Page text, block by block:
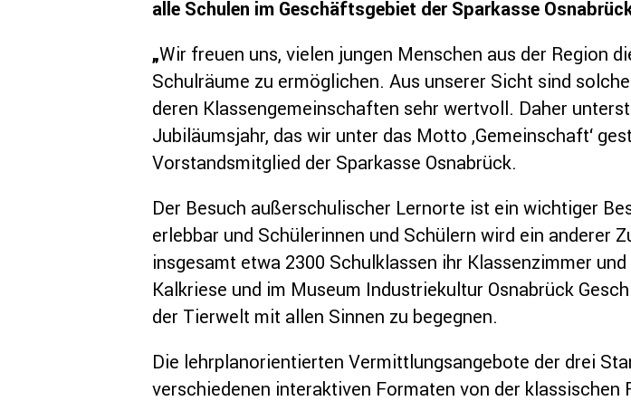
alle Schulen im Geschäftsgebiet der Sparkasse
„Wir freuen uns, vielen jungen Menschen aus der Region
Schulräume zu ermöglichen. Aus unserer Sicht sind
deren Klassengemeinschaften sehr wertvoll. Daher
Jubiläumsjahr, das wir unter das Motto ,Gemeinschaft‘
Vorstandsmitglied der Sparkasse Osnabrück.
Der Besuch außerschulischer Lernorte ist ein wichtiger
erlebbar und Schülerinnen und Schülern wird ein anderer
insgesamt etwa 2300 Schulklassen ihr Klassenzimmer
Kalkriese und im Museum Industriekultur Osnabrück
der Tierwelt mit allen Sinnen zu begegnen.
Die lehrplanorientierten Vermittlungsangebote der drei
verschiedenen interaktiven Formaten von der klassischen